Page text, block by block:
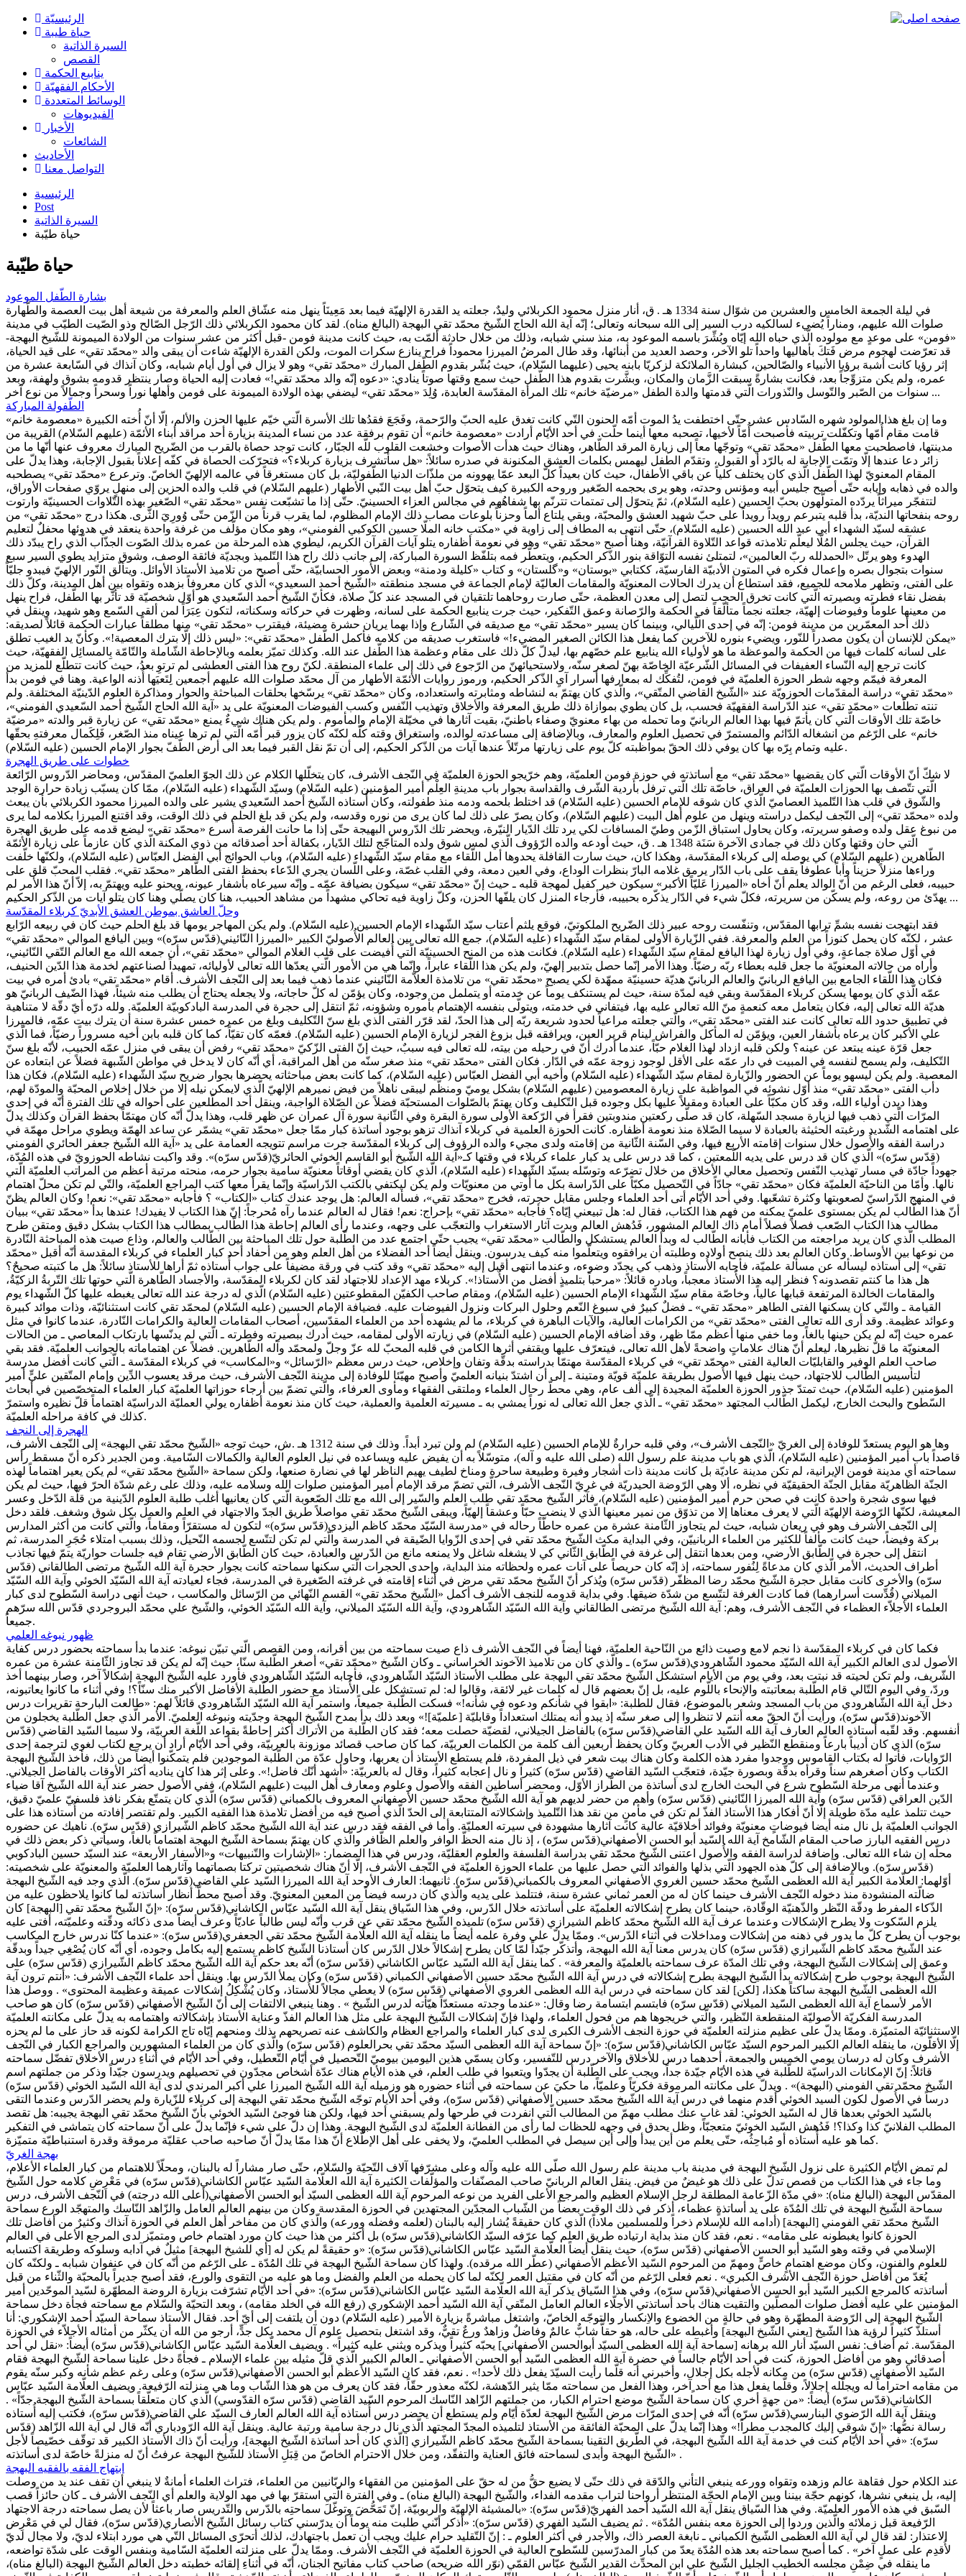
الرئیسیّة
حياة طيبة
السيرة الذاتية
القصص
ينابيع الحكمة
الأحکام الفقهیّة
الوسائط المتعددة
الفیدیوهات
الأخبار
الشائعات
الأحادیث
التواصل معنا
الرئيسية
Post
السيرة الذاتية
حياة طيّبة
حياة طيّبة
بشارة الطّفل الموعود
في ليلة الجمعة الخامس والعشرين من شوّال سنة 1334 هـ . ق، أنار منزل محمود الكربلائي وليدٌ، جعلته يد القدرة الإلهيّة فيما بعد مَعِينَاً ينهل منه عشّاق العلم والمعرفة من شيعة أهل بيت العصمة والطّهارة
صلوات الله عليهم، ومناراً يُضيء لسالكيه درب السير إلى الله سبحانه وتعالى؛ إنّه آية الله الحاج الشّيخ محمّد تقي البهجة (البالغ مناه). لقد كان محمود الكربلائي ذلك الرّجل الصّالح وذو الصّيت الطيّب في مدينة
«فومن» على موعدٍ مع مولوده الّذي حباه الله إيّاه وبُشِّرَ باسمه الموعود به، منذ سني شبابه، وذلك من خلال حادثة ألمّت به، حيث كانت مدينة فومن -قبل أكثر من عشر سنوات من الولادة الميمونة للشّيخ البهجة-
قد تعرّضت لهجوم مرض فَتكَ بأهاليها واحداً تلو الآخر، وحصد العديد من أبنائها، وقد طال المرضُ الميرزا محموداً فراح ينازع سكرات الموت، ولكن القدرة الإلهيّة شاءت أن يبقى والد «محمّد تقي» على قيد الحياة،
إثر رؤيا كانت أشبهَ برؤيا الأنبياء والصّالحين، كبشارة الملائكة لزكريّا بابنه يحيى (عليهما السّلام)، حيث بُشّر بقدوم الطّفل المبارك «محمّد تقي» وهو لا يزال في أول أيام شبابه، وكان آنذاك في السّابعة عشرة من
عمره، ولم يكن متزوِّجاً بعد، فكانت بشارةً سبقت الزَّمان والمكان، وبشَّرت بقدوم هذا الطّفل حيث سمع وقتها صوتاً ينادي: «دعوه إنّه والد محمّد تقي!» فعادت إليه الحياة وصار ينتظر قدومه بشوق ولهفة، وبعد
سنوات من الصّبر والتّوسل والنّذورات الّتي قدمتها والدة الطفل «مرضيّة خانم» تلك المرأة المقدّسة العابدة، وُلِدَ «محمّد تقي» ليضفي بهذه الولادة الميمونة على فومن وأهلها نوراً وسحراً وجمالاً من نوع آخر ...
الطّفولة المباركة
وما إن بلغ هذا المولود شهره السّادس عشر حتّى اختطفت يدُ الموت أمّه الحنون التّي كانت تغدق عليه الحبّ والرّحمة، وفَجَعَ فقدُها تلك الأسرة الّتي خيّم عليها الحزن والألم، إلّا أنّ أُخته الكبيرة «معصومة خانم»
قامت مقام أُمّها وتكفّلت تربيته فأصبحت أُمّاً لأخيها، تصحبه معها أينما حلّت. في أحد الأيّام أرادت «معصومة خانم» أن تقوم برفقة عدد من نساء المدينة بزيارة أحد مراقد أبناء الأئمّة (عليهم السّلام) القريبة من
مدينتها، فاصطحبت معها الطّفل «محمّد تقي» وتوجّها معاً إلى زيارة المرقد الطّاهر، وهناك حيث هدأت الأصوات وخشعت القلوب للّه الجبّار، كانت توجد حصاة بالقرب من الضّريح المبارك معروف عنها أنّها ما من
زائر دعا عندها إلّا وتمّت الإجابة له بالرّد أو القبول، وتقدّم الطفل ليهمس بكلمات العشق المكنونة في صدره سائلاً: «هل سأتشرف بزيارة كربلاء؟» فتحرّكت الحصاة في كفّه إعلاناً بقبول الإجابة، وهذا يدلّ على
المقام المعنويّ لهذا الطّفل الّذي كان يختلف كلياً عن باقي الأطفال، حيث كان بعيداً كلّ البعد عمّا يهوونه من ملذّات الدنيا الطّفوليّة، بل كان مستغرقاً في عالمه الإلهيّ الخاصّ. وترعرع «محمّد تقي» يصطحبه
والده في ذهابه وإيابه حتّى أصبح جليس أبيه ومؤنس وحدته، وهو يرى بحجمه الصّغير وروحه الكبيرة كيف يتحوّل حبّ أهل بيت النّبي الأطهار (عليهم السّلام) في قلب والده الحزين إلى منهلٍ يروّي صفحات الأوراق،
لتتفجّر ميراثاً يردّده المتولّهون بحبّ الحسين (عليه السّلام)، ثمّ يتحوّل إلى تمتمات تترنّم بها شفاهُهم في مجالس العزاء الحسينيّ. حتّى إذا ما تشبّعت نفس «محمّد تقي» الصّغير بهذه التّلاوات الحسينيّة وارتوت
روحه بنفحاتها النديّة، بدأ قلبه يتبرعم رويداً رويداً على حبّ شهيد العشق والمحبّة، وبقي يلتاع ألماً وحزناً بلوعات مصاب ذلك الإمام المظلوم، لما يقرب قرناً من الزّمن حتّى وُورِيَ الثّرى. هكذا درج «محمّد تقي» من
عشقه لسيّد الشهداء أبي عبد الله الحسين (عليه السّلام)، حتّى انتهى به المطاف إلى زاوية في «مكتب خانه الملّا حسين الكوكبي الفومني»، وهو مكان مؤلّف من غرفة واحدة ينعقد في هدوئها محفلٌ لتعليم
القرآن، حيث يجلس المُلّا ليعلّم تلامذته قواعد التّلاوة القرآنيّة، وهنا أصبح «محمّد تقي» وهو في نعومة أظفاره يتلو آيات القرآن الكريم، ليطوي هذه المرحلة من عمره بذلك الصّوت الجذّاب الّذي راح يبدّد ذلك
الهدوء وهو يرتّل «الحمدلله ربّ العالمين»، لتمتلئ نفسه التوّاقة بنور الذّكر الحكيم، ويتعطّر فمه بتلفّظ السورة المباركة، إلى جانب ذلك راح هذا التّلميذ وبجديّة فائقة الوصف، وشوق متزايد يطوي السير سبع
سنوات بتجوال بصره وإعمال فكره في المتون الأدبيّة الفارسيّة، ككتابي «بوستان» و«گلستان» و كتاب «كليلة ودمنة» وبعض الأُمور الحسابيّة، حتّى أصبح من تلاميذ الأستاذ الأوائل. ويتألّق النّور الإلهيّ فيبدو جليّاً
على الفتى، وتظهر ملامحه للجميع، فقد استطاع أن يدرك الحالات المعنويّة والمقامات العاليّة لإمام الجماعة في مسجد منطقته «الشّيخ أحمد السعيدي» الّذي كان معروفاً بزهده وتقواه بين أهل المدينة، وكلّ ذلك
بفضل نقاء فطرته وبصيرته الّتي كانت تخرق الحجب لتصل إلى معدن العظمة، حتّى صارت روحاهما تلتقيان في المسجد عند كلّ صلاة، فكأنّ الشّيخ أحمد السّعيدي هو أوّل شخصيّة قد تأثّر بها الطّفل، فراح ينهل
من معينها علوماً وفيوضات إلهيّة، جعلته نجماً متألّقاً في الحكمة والرّصانة وعمق التّفكير، حيث جرت ينابيع الحكمة على لسانه، وظهرت في حركاته وسكناته، لتكون عِبَرَاً لمن ألقى السّمع وهو شهيد، وينقل في
ذلك أحد المعمّرين من مدينة فومن: إنّه في إحدى اللّيالي، وبينما كان يسير «محمّد تقي» مع صديقه في الشّارع وإذا بهما يريان حشرة مضيئة، فيقترب «محمّد تقي» منها مطلقاً عبارات الحكمة قائلاً لصديقه:
«يمكن للإنسان أن يكون مصدراً للنّور، ويضيء بنوره للآخرين كما يفعل هذا الكائن الصغير المضيء!» فاستغرب صديقه من كلامه فأكمل الطّفل «محمّد تقي»: «ليس ذلك إلّا بترك المعصية!». وكأنّ يد الغيب تطلق
على لسانه كلمات فيها من الحكمة والموعظة ما هو لأولياء الله ينابيع علم خصّهم بها، ليدلّ كلّ ذلك على مقام وعظمة هذا الطّفل عند الله. وكذلك تميّز بعلمه وبالإحاطة الشّاملة والتّامّة بِالمسائِل الفقهيّة، حيث
كانت ترجع إليه النّساء العفيفات في المسائل الشّرعيّة الخاصّة بهنّ لصغر سنّه، ولاستحيائهنّ من الرّجوع في ذلك إلى علماء المنطقة. لكنّ روح هذا الفتى العطشى لم ترتوِ بعدُ، حيث كانت تتطلّع للمزيد من
المعرفة فيمّم وجهه شطر الحوزة العلميّة في فومن، لتُفكِّك له بمعارفها أسرار آيِ الذّكر الحكيم، ورموز روايات الأئمّة الأطهار من آل محمّد صلوات الله عليهم أجمعين لِتَعيَها أُذنه الواعية. وهنا في فومن بدأ
«محمّد تقي» دراسة المقدّمات الحوزويّة عند «الشّيخ القاضي المتّقي»، والّذي كان يهتمّ به لنشاطه ومثابرته واستعداده، وكان «محمّد تقي» يرسّخها بحلقات المباحثة والحوار ومذاكرة العلوم الدّينيّة المختلفة. ولم
تنته تطلّعات «محمّد تقي» عند الدّراسة الفقهيّة فحسب، بل كان يطوي بموازاة ذلك طريق المعرفة والأخلاق وتهذيب النّفس وكسب الفيوضات المعنويّة على يد «آية الله الحاج الشّيخ أحمد السّعيدي الفومني»،
خاصّة تلك الأوقات الّتي كان يأتمّ فيها بهذا العالم الربانيّ وما تحمله من بهاء معنويّ وصفاء باطنيّ، بقيت آثارها في مخيّلة الإمام والمأموم . ولم يكن هناك شيءٌ يمنع «محمّد تقي» عن زيارة قبر والدته «مرضيّة
خانم» على الرّغم من انشغاله الدّائم والمستمرّ في تحصيل العلوم والمعارف، وبالإضافة إلى مساعدته لوالده، واستغراق وقته كلّه لكنّه كان يزور قبر أُمّه الّتي لم ترها عيناه منذ الصّغر، فَلِكَمال معرفتهِ بحقّها
عليه وتمام بِرّه بها كان يوفي ذلك الحقّ بمواظبته كلّ يوم على زيارتها مرتّلاً عندها آيات من الذّكر الحكيم، إلى أن تمّ نقل القبر فيما بعد الى أرض الطّفّ بجوار الإمام الحسين (عليه السّلام).
خطوات على طريق الهجرة
لا شكّ أنّ الأوقات الّتي كان يقضيها «محمّد تقي» مع أساتذته في حوزة فومن العلميّة، وهم خرّيجو الحوزة العلميّة في النّجف الأشرف، كان يتخلّلها الكلام عن ذلك الجوّ العلميّ المقدّس، ومحاضر الدّروس الرّائعة
الّتي تتّصف بها الحوزات العلميّة في العراق، خاصّة تلك الّتي ترفل بأَردية الشّرف والقداسة بجوار باب مدينةِ العِلْم أمير المؤمنين (عليه السّلام) وسيّد الشّهداء (عليه السّلام)، ممّا كان يسبّب زيادة حرارة الوجد
والشّوق في قلب هذا التّلميذ العصاميّ الّذي كان شوقه للإمام الحسين (عليه السّلام) قد اختلط بلحمه ودمه منذ طفولته، وكان أُستاذه الشّيخ أحمد السّعيدي يشير على والده الميرزا محمود الكربلائي بأن يبعث
ولده «محمّد تقي» إلى النّجف ليكمل دراسته وينهل من علوم أهل البيت (عليهم السّلام)، وكان يصرّ على ذلك لما كان يرى من نوره وقدسه، ولم يكن قد بلغ الحلم في ذلك الوقت، وقد اقتنع الميرزا بكلامه لما يرى
من نبوغ عقل ولده وصفو سريرته، وكان يحاول استباق الزّمن وطيّ المسافات لكي يرد تلك الدّيار النيّرة، ويحضر تلك الدّروس البهيجة حتّى إذا ما حانت الفرصة أسرع «محمّد تقي» ليضع قدمه على طريق الهجرة
الّتي حان وقتها وكان ذلك في جمادى الآخرة سَنَة 1348 هـ . ق، حيث أودعه والده الرّؤوف الّذي لمس شوق ولده المتأجّج لتلك الدّيار، بكفالة أحد أصدقائه من ذوي المكنة الّذي كان عازماً على زيارة الأئمّة
الطّاهرين (عليهم السّلام) كي يوصله إلى كربلاء المقدّسة، وهكذا كان، حيث سارت القافلة يحدوها أمل اللّقاء مع مقام سيّد الشّهداء (عليه السّلام)، وباب الحوائج أبي الفضل العبّاس (عليه السّلام)، ولكنّها خلّفت
وراءها منزلاً حزيناً وأباً عطوفاً يقف على باب الدّار يرمق غلامه البارّ بنظرات الوداع، وفي العين دمعة، وفي القلب غصّة، وعلى اللّسان يجري الدّعاء بحفظ الفتى الطّاهر «محمّد تقي». فقلب المحبّ قلق على
حبيبه، فعلى الرغم من أنّ الوالد يعلم أنّ أخاه «الميرزا عَليّاً الأكبر» سيكون خير كفيل لمهجة قلبه ـ حيث إنّ «محمّد تقي» سيكون بضيافة عمّه ـ وإنّه سيرعاه بأشفار عيونه، ويحنو عليه ويهتمّ به، إلاّ أنّ هذا الأمر لم
يهدّئ من روعه، ولم يسكّن من سريرته، فكلّ شيء في الدّار يذكّره بحبيبه، فأرجاء المنزل كان يلفّها الحزن، وكلّ زاوية فيه تحاكي مشهداً من مشاهد الحبيب، هنا كان يصلّي وهنا كان يتلو آيات من الذّكر الحكيم ...
وحلّ العاشق بموطن العشق الأبديّ كربلاء المقدّسة
فقد ابتهجت نفسه بشمِّ ترابها المقدّس، وتنفّست روحه عبير ذلك الضّريح الملكوتيّ، فوقع يلثم أعتاب سيّد الشّهداء الإمام الحسين (عليه السّلام). ولم يكن المهاجر يومها قد بلغ الحلم حيث كان في ربيعه الرّابع
عشر ، لكنّه كان يحمل كنوزاً من العلم والمعرفة. ففي الزّيارة الأولى لمقام سيّد الشّهداء (عليه السّلام)، جمع الله تعالى بين العالم الأُصوليّ الكبير «الميرزا النّائيني(قدّس سرّه)» وبين اليافع الموالي «محمّد تقي»
في أوّل صلاة جماعةٍ، وفي أول زيارة لهذا اليافع لمقام سيّد الشّهداء (عليه السّلام). فكانت هذه من المنح الحسينيّة الّتي أُفيضت على قلب الغلام الموالي «محمّد تقي»، أن جمعه الله مع العالم التّقي النّائيني،
وأراه من حالاته المعنويّة ما جعل قلبه بعطاء ربّه رضيّاً. وهذا الأمر إنّما حصل بتدبير إلهيّ، ولم يكن هذا اللّقاء عابراً، وإنّما هي من الأمور الّتي يعدّها الله تعالى لأوليائه، تمهيداً لصناعتهم لخدمة هذا الدّين الحنيف،
فكان هذا اللّقاء الجامع بين اليافع الربانيّ والعالم الربانيّ هديّة حسينيّة ممهّدة لكي يصبح «محمّد تقي» من تلامذة العلاّمة النّائيني عندما ذهب فيما بعد إلى النّجف الأشرف. أقام «محمّد تقي» بادئ أمره في بيت
عمّه الّذي كان يومها يسكن كربلاء المقدّسة وبقي فيه لمدّة سنة، حيث لم يستنكف يوماً عن خدمته أو يتململ من وجوده، وكان يؤمّن له كلّ حاجاته، ولا يجعله يحتاج أن يطلب منه شيئاً، فهذا الضّيف الربانيّ هو
هديّة الله تعالى إليه، فكان يتعامل معه كنعمةٍ منّ الله تعالى عليه بها، فيتفانى في خدمته، ويتولّى بنفسه الإهتمام بأموره وشؤونه، ثمّ انتقل إلى حجرة في المدرسة البادكوبيّة العلميّة. ولله درّه أيّ دقّة لا متناهية
في تطبيق حدود الله تعالى كانت عند الفتى «محمّد تقي»، والّتي جعلته مراعياً لحدود شريعة ربّه إلى هذا الحدّ، لقد قرّر الفتى الّذي بلغ سنّ التّكليف وبلغ من عمره خمس عشرة سنة أن يترك بيت عمّه، فالميرزا
علي الأكبر كان يرعاه بأشفار العين، ويؤمّن له المأكل والفراش لينام قرير العين، ويرافقه قبل بزوغ الفجر لزيارة الإمام الحسين (عليه السّلام). فعمّه كان تقيّاً، كما كان قلبه بابن أخيه مسروراً رضيّاً، فما الّذي
جعل قرّة عينه يبتعد عن عينه؟ ولكن قلبه ازداد لهذا الغلام حبّاً، عندما أدرك أنّ في رحيله من بيته، لله تعالى فيه سببٌ، حيث إنّ الفتى الزّكيّ «محمّد تقي» رفض أن يبقى في منزل عمّه الحبيب، لأنّه بلغ سنّ
التّكليف، ولم يسمح لنفسه في المبيت في دار عمّه على الأقل لوجود زوجة عمّه في الدّار. فكان الفتى «محمّد تقي» منذ صغر سنّه من أهل المراقبة، أي أنّه كان لا يدخل في مواطن الشّبهة فضلاً عن ابتعاده عن
المعصية. ولم يكن ليسهو يوماً عن الحضور والزّيارة لمقام سيّد الشّهداء (عليه السّلام) وأخيه أبي الفضل العبّاس (عليه السّلام)، كما كانت بعض مباحثاته يحضرها بجوار ضريح سيّد الشّهداء (عليه السّلام)، فكان هذا
دأب الفتى «محمّد تقي» منذ أوّل نشوئه في المواظبة على زيارة المعصومين (عليهم السّلام) بشكل يوميّ ومنظّم ليبقى ناهلاً من فيض نميرهم الإلهيّ الّذي لايمكن نيله إلا من خلال إخلاص المحبّة والمودّة لهم،
وهذا ديدن أولياء الله، وقد كان مكبّاً على العبادة ومقبلاً عليها بكل وجوده قبل التّكليف وكان يهتمّ بالصّلوات المستحبّة فضلاً عن الصّلاة الواجبة، وينقل أحد المطّلعين على أحواله في تلك الفترة أنّه في إحدى
المرّات الّتي ذهب فيها لزيارة مسجد السّهلة، كان قد صلّى ركعتين مندوبتين فقرأ في الرّكعة الأولى سورة البقرة وفي الثّانية سورة آل عمران عن ظهر قلب، وهذا يدلّ أنّه كان مهتمّاً بحفظ القرآن وكذلك يدلّ
على اهتمامه الشّديد ورغبته الحثيثة بالعبادة لا سيما الصّلاة منذ نعومة أظفاره. كانت الحوزة العلمية في كربلاء آنذاك تزهو بوجود أساتذة كبار ممّا جعل «محمّد تقي» يشمّر عن ساعد الهمّة ويطوي مراحل مهمّة في
دراسة الفقه والأُصول خلال سنوات إقامته الأربع فيها، وفي السّنة الثّانية من إقامته ولدى مجيء والده الرؤوف إلى كربلاء المقدّسة جرت مراسم تتويجه العمامة على يد «آية الله الشّيخ جعفر الحائري الفومني
(قدّس سرّه)» الّذي كان قد درس على يديه اللّمعتين ، كما قد درس على يد كبار علماء كربلاء في وقتها كـ«آية الله الشّيخ أبو القاسم الخوئي الحائريّ(قدّس سرّه)». وقد واكبت نشاطه الحوزويّ في هذه المُدّة،
جهوداً جادّة في مسار تهذيب النّفس وتحصيل معالي الأخلاق من خلال تضرّعه وتوسّله بسيّد الشّهداء (عليه السّلام)، الّذي كان يقضي أوقاتاً معنويّة سامية بجوار حرمه، منحته مرتبة أعظم من المراتب العلميّة الّتي
نالها. وأمّا من الناحيّة العلميّة فكان «محمّد تقي» جادّاً في التّحصيل مكبّاً على الدّراسة بكل ما أُوتي من معنويّات ولم يكن ليكتفي بالكتب الدّراسيّة وإنّما يقرأ معها كتب المراجع العلميّة، والتّي لم تكن محلّ اهتمام
في المنهج الدّراسيّ لصعوبتها وكثرة تشعّبها. وفي أحد الأيّام أتى أحد العلماء وجلس مقابل حجرته، فخرج «محمّد تقي»، فسأله العالم: هل يوجد عندك كتاب «الكتاب» ؟ فأجابه «محمّد تقي»: نعم! وكان العالم يظنّ
أنّ هذا الطّالب لم يكن بمستوى علميّ يمكنه من فهم هذا الكتاب، فقال له: هل تبيعني إيّاه؟ فأجابه «محمّد تقي» بإحراج: نعم! فقال له العالم عندما رآه مُحرجاً: إنّ هذا الكتاب لا يفيدك! عندها بدأ «محمّد تقي» ببيان
مطالب هذا الكتاب الصّعب فصلاً فصلاً أمام ذاك العالم المشهور، فَدُهش العالم وبدت آثار الاستغراب والتعجّب على وجهه، وعندما رأى العالم إحاطة هذا الطّالب بمطالب هذا الكتاب بشكل دقيق ومتقن طرح
المطلب الّذي كان يريد مراجعته من الكتاب فأبانه الطّالب له وبدأ العالم يستشكل والطّالب «محمّد تقي» يجيب حتّى اجتمع عدد من الطّلبة حول تلك المباحثة بين الطّالب والعالم، وذاع صيت هذه المباحثة النّادرة
من نوعها بين الأوساط. وكان العالم بعد ذلك ينصح أولاده وطلبته أن يرافقوه ويتعلّموا منه كيف يدرسون. وينقل أيضاً أحد الفضلاء من أهل العلم وهو من أحفاد أحد كبار العلماء في كربلاء المقدسة أنّه أقبل «محمّد
تقي» إلى أستاذه ليسأله عن مسألة علميّة، فأجابه الأُستاذ وذهب كي يجدّد وضوءه، وعندما انتهى أقبل إليه «محمّد تقي» وقد كتب في ورقة مضيفاً على جواب أُستاذه ثمّ أراها للأستاذ سائلاً: هل ما كتبته صحيحٌ؟
هل هذا ما كنتم تقصدونه؟ فنظر إليه هذا الأُستاذ معجباً، وبادره قائلاً: «مرحباً بتلميذٍ أفضل من الأُستاذ!». كربلاء مهد الإعداد للاجتهاد لقد كان لكربلاء المقدّسة، والأجساد الطّاهرة الّتي حوتها تلك التّربةُ الزكيّةُ،
والمقامات الخالدة المرتفعة قبابها عالياً، وخاصّة مقام سيّد الشّهداء الإمام الحسين (عليه السّلام)، ومقام صاحب الكفيّن المقطوعتين (عليه السّلام) الّذي له درجة عند الله تعالى يغبطه عليها كلّ الشّهداء يوم
القيامة ـ والتّي كان يسكنها الفتى الطاهر «محمّد تقي» ـ فضلٌ كبيرٌ في سبوغ النّعم وحلول البركات ونزول الفيوضات عليه. فضيافة الإمام الحسين (عليه السّلام) لمحمّد تقي كانت استثنائيّة، وذات موائد كبيرة
وعوائد عظيمة. وقد أرى الله تعالى الفتى «محمّد تقي» من الكرامات العالية، والآيات الباهرة في كربلاء، ما لم يشهده أحد من العلماء المقدّسين، أصحاب المقامات العالية والكرامات النّادرة، عندما كانوا في مثل
عمره حيث إنّه لم يكن حينها بالغاً، وما خفي منها أعظم ممّا ظهر، وقد أضافه الإمام الحسين (عليه السّلام) في زيارته الأولى لمقامه، حيث أدرك ببصيرته وفطرته ـ الّتي لم يدنّسها بارتكاب المعاصي ـ من الحالات
المعنويّة ما قلّ نظيرها، ليعلم أنّ هناك علاماتٍ واضحةً لأهل الله تعالى، فيتعرّف عليها ويقتفي أثرها الكامن في قلبه المحبّ لله عزّ وجلّ ولمحمّد وآله الطّاهرين. فضلاً عن اهتماماته بالجوانب العلميّة. فقد بقي
صاحب العلم الوفير والقابليّات العالية الفتى «محمّد تقي» في كربلاء المقدّسة مهتمّا بدراسته بدقّة وتفان وإخلاص، حيث درس معظم «الرّسائل» و«المكاسب» في كربلاء المقدّسة ـ الّتي كانت أفضل مدرسة
لتأسيس الطّالب للاجتهاد، حيث ينهل فيها الأُصول بطريقة علميّة قويّة ومتينة ـ إلى أن اشتدّ بنيانه العلميّ وأصبح مهيّئا للوفادة إلى مدينة النّجف الأشرف، حيث مرقد يعسوب الدِّين وإمام المتّقين عليٍّ أمير
المؤمنين (عليه السّلام)، حيث تمتدّ جذور الحوزة العلميّة المجيدة إلى ألف عام، وهي محطّ رحال العلماء وملتقى الفقهاء ومأوى العرفاء، والّتي تضمّ بين أرجاء حوزاتها العلميّة كبار العلماء المتخصّصين في أبحاث
السّطوح والبحث الخارج، ليكمل الطّالب المجتهد «محمّد تقي» ـ الّذي جعل الله تعالى له نوراً يمشي به ـ مسيرته العلمية والعملية، حيث كان منذ نعومة أظفاره يولي العمليّة الدراسيّة اهتماماً قلّ نظيره واستمرّ
كذلك في كافة مراحله العلميّة.
الهجرة إلى النجف
وها هو اليوم يستعدّ للوفادة إلى الغريّ «النّجف الأشرف»، وفي قلبه حرارةٌ للإمام الحسين (عليه السّلام) لم ولن تبرد أبداً. وذلك في سنة 1312 هـ .ش، حيث توجه «الشّيخ محمّد تقي البهجة» إلى النّجف الأشرف،
قاصداً باب أمير المؤمنين (عليه السّلام)، الّذي هو باب مدينة علم رسول الله (صلى الله عليه و آله)، متوسّلاً به أن يفيض عليه ويساعده في نيل العلوم العالية والكمالات السّامية. ومن الجدير ذكره أنّ مسقط رأس
سماحته أي مدينة فومن الإيرانية، لم تكن مدينة عاديّة بل كانت مدينة ذات أشجار وفيرة وطبيعة ساحرة ومناخ لطيف يهيم الناظر لها في نضارة صنعها، ولكن سماحة «الشّيخ محمّد تقي» لم يكن يعير اهتماماً لهذه
الجنّة الظاهريّة مقابل الجنّة الحقيقيّة في نظره، ألا وهي الرّوضة الحيدريّة في غريّ النّجف الأشرف، الّتي تضمّ مرقد الإمام أمير المؤمنين صلوات الله وسلامه عليه، وذلك على رغم شدّة الحرّ فيها، حيث لم يكن
فيها سوى شجرة واحدة كانت في صحن حرم أمير المؤمنين (عليه السّلام)، فآثر الشّيخ محمّد تقي طلب العلم والسّير إلى الله مع تلك الصّعوبة الّتي كان يعانيها أغلب طلبة العلوم الدّينية من قلّة الدّخل وعسر
المعيشة، لكنّها الرّوضة الإلهيّة الّتي لا يعرف معناها إلا من تذوّق من نمير معينها الّذي لا ينضب حبّاً وعشقاً إلهيّاً، ويبقى الشّيخ محمّد تقي مواصلاً طريق الجدّ والاجتهاد في العلم والعمل بكل شوق وشغف. فلقد دخل
إلى النّجف الأشرف وهو في ريعان شبابه، حيث لم يتجاوز الثّامنة عشرة من عمره حاطّاً رحاله في «مدرسة السّيّد محمّد كاظم اليزدي(قدّس سرّه)» لتكون له مستقرّاً ومقاماً، والّتي كانت من أكثر المدارس
بركة وفيضاً، حيث كانت مألفاً للكثير من العلماء الربانييّن، وفي البداية مكث الشّيخ محمّد تقي في إحدى الزّوايا الضّيقة في المدرسة والّتي لم تكن لتتّسع لجسمه النّحيل، وذلك بسبب امتلاء حُجَرِ المدرسة، ثم
انتقل إلى حجرة في الطّابق الأرضي، ومن بعدها انتقل إلى غرفة في الطّابق الثّاني كي لا يشغله شاغل ولا يمنعه مانع من الدّرس والعبادة، حيث كان الطّابق الأرضي تقام فيه جلسات حواريّة يتمّ فيها تجاذب
أطراف الحديث، الأمر الّذي كان مدعاةً لِنُفور سماحته، إذ إنّه كان حريصاً على آنات عمره ولحظاته منذ البداية، وإحدى الحجرات الّتي سكنها سماحته كانت بجوار حجرة آية الله الشّيخ مرتضى الطالقاني (قدّس
سرّه) والأخرى كانت مقابل حجرة الشّيخ محمّد رضا المظفّر (قدّس سرّه) ويُذكر أنّ الشّيخ محمّد تقي مرض في أثناء إقامته في غرفته الصّغيرة في المدرسة، فجاء لعيادته آية الله السّيّد الخوئي وآية الله السّيّد
الميلاني (قُدِّست أسرارهما) فما كادت الغرفة لتتّسع من شدّة ضيقها. وفي بداية قدومه للنجف الأشرف أكمل «الشّيخ محمّد تقي» القسم النّهائي من الرّسائل والمكاسب ، حيث أنهى دراسة السّطوح لدى كبار
العلماء الأجلاّء العظماء في النّجف الأشرف، وهم: آية الله الشّيخ مرتضى الطالقاني وآية الله السّيّد الشّاهرودي، وآية الله السّيّد الميلاني، وآية الله السّيّد الخوئي، والشّيخ علي محمّد البروجردي قدّس الله سرّهم
جميعاً.
ظهور نبوغه العلمي
فكما كان في كربلاء المقدّسة ذا نجم لامع وصيت ذائع من النّاحية العلميّة، فهنا أيضاً في النّجف الأشرف ذاع صيت سماحته من بين أقرانه، ومن القصص الّتي تبيّن نبوغه: عندما بدأ سماحته بحضور درس كفاية
الأصول لدى العالم الكبير آية الله السّيّد محمود الشّاهرودي(قدّس سرّه) ـ والّذي كان من تلاميذ الآخوند الخراساني ـ وكان الشّيخ «محمّد تقي» أصغر الطّلبة سنّا، حيث إنّه لم يكن قد تجاوز الثّامنة عشرة من عمره
الشّريف، ولم تكن لحيته قد نبتت بعد، وفي يوم من الأيام استشكل الشّيخ محمّد تقي البهجة على مطلب الأستاذ السّيّد الشّاهرودي، فأجابه السّيّد الشّاهرودي فأورد عليه الشّيخ البهجة إشكالاً آخر، وصار بينهما أخذ
وردّ، وفي اليوم التّالي قام الطّلبة بمعاتبته والإنحاء باللّوم عليه، بل إنّ بعضهم قال له كلمات غير لائقة، وقالوا له: لم تستشكل على الأُستاذ مع حضور الطّلبة الأفاضل الأكبر منك سنّاً؟! وفي أثناء ما كانوا يعاتبونه،
دخل آية الله الشّاهرودي من باب المسجد وشعر بالموضوع، فقال للطلبة: «ابقوا في شأنكم ودعوه في شأنه!» فسكت الطّلبة جميعاً، واستمر آية الله السّيّد الشّاهرودي قائلاً لهم: «طالعت البارحة تقريرات درس
الآخوند(قدّس سرّه)، ورأيت أنّ الحقّ معه أنتم لا تنظروا إلى صغر سنّه إذ يبدو أنه يمتلك استعداداً وقابليّة [علميّة]!» وبعد ذلك بدأ بمدح الشّيخ البهجة وجدّيته ونبوغه العلميّ. الأمر الّذي جعل الطّلبة يخجلون من
أنفسهم. وقد لقّبه أُستاذه العالم العارف آية الله السّيد علي القاضي(قدّس سرّه) بالفاضل الجيلاني، لقضيّة حصلت معه؛ فقد كان الطّلبة من الأتراك أكثر إحاطةً بقواعد اللّغة العربيّة، ولا سيما السّيد القاضي (قدّس
سرّه) الذي كان أديباً بارعاً ومنقطع النّظير في الأدب العربيّ وكان يحفظ أربعين ألف كلمة من الكلمات العربيّة، كما كان صاحب قصائد موزونة بالعربيّة، وفي أحد الأيّام أراد أن يرجع لكتاب لغوي لترجمة إحدى
الرّوايات، فأتوا له بكتاب القاموس ووجدوا مفرد هذه الكلمة وكان هناك بيت شعر في ذيل المفردة، فلم يستطع الأستاذ أن يعربها، وحاول عدّة من الطّلبة الموجودين فلم يتمكّنوا أيضاً من ذلك، فأخذ الشّيخ البهجة
الكتاب وكان أصغرهم سناً وقرأه بدقّة وبصورة جيّدة، فتعجّب السّيد القاضي (قدّس سرّه) كثيراً و نال إعجابه كثيراً، وقال له بالعربيّة: «أشهد أنّك فاضل!». وعلى إثر هذا كان يناديه أكثر الأوقات بالفاضل الجيلاني.
وعندما أنهى مرحلة السّطوح شرع في البحث الخارج لدى أساتذة من الطّراز الأوّل، ومحضر أساطين الفقه والأصول وعلوم ومعارف أهل البيت (عليهم السّلام)، ففي الأُصول حضر عند آية الله الشّيخ آقا ضياء
الدّين العراقي (قدّس سرّه) وآية الله الميرزا النّائيني (قدّس سرّه) وأهم من حضر لديهم هو آية الله الشّيخ محمّد حسين الأصفهاني المعروف بالكمباني (قدّس سرّه) الّذي كان يتمتّع بفكر نافذ فلسفيّ علميّ دقيق،
حيث تتلمذ عليه مدّة طويلة إلّا أنّ أفكار هذا الأستاذ الفذّ لم تكن في مأمنٍ من نقد هذا التّلميذ وإشكالاته المتتابعة إلى الحدّ الّذي أصبح فيه من أفضل تلامذة هذا الفقيه الكبير. ولم تقتصر إفادته من أُستاذه هذا على
الجوانب العلميّة بل نال منه أيضا فيوضاتٍ معنويّة وفوائد أخلاقيّة عالية كانت آثارها مشهودة في سيرته العمليّة. وأما في الفقه فقد درس عند آية الله الشّيخ محمّد كاظم الشّيرازي (قدّس سرّه). ناهيك عن حضوره
درس الفقيه البارز صاحب المقام الشّامخ آية الله السّيد أبو الحسن الأصفهاني(قدّس سرّه) ، إذ نال منه الحظّ الوافر والعلم الظّافر والّذي كان يهتمّ بسماحة الشّيخ البهجة اهتماماً بالغاً، وسيأتي ذكر بعض ذلك في
محلّه إن شاء الله تعالى. وإضافة لدراسة الفقه والأُصول اعتنى الشّيخ محمّد تقي بدراسة الفلسفة والعلوم العقليّة، ودرس في هذا المضمار: «الإشارات والتّنبيهات» و«الأسفار الأربعة» عند السيّد حسين البادكوبي
(قدّس سرّه). وبالإضافة إلى كلّ هذه الجهود الّتي بذلها والفوائد الّتي حصل عليها من علماء الحوزة العلميّة في النّجف الأشرف، إلّا أنّ هناك شخصيتين تركتا بصماتهما وآثارهما العلميّة والمعنويّة على شخصيته:
أوّلهما: العلّامة الكبير آية الله العظمى الشّيخ محمّد حسين الغروي الأصفهاني المعروف بالكمباني(قدّس سرّه). ثانيهما: العارف الأوحد آية الله الميرزا السّيد علي القاضي(قدّس سرّه). الّذي وجد فيه الشّيخ البهجة
ضالّته المنشودة منذ دخوله النّجف الأشرف حينما كان له من العمر ثماني عشرة سنة، فتتلمذ على يديه والّذي كان درسه فيضاً من المعين المعنويّ. وقد أصبح محطّ أنظار أساتذته لما كانوا يلاحظون عليه من
الذّكاء المفرط ودقّة النّظر والذّهنيّة الوقّادة، حينما كان يطرح إشكالاته العلميّة على أساتذته خلال الدّرس، وفي هذا السّياق ينقل آية الله السّيد عبّاس الكاشاني(قدّس سرّه): «إنّ الشّيخ محمّد تقي [البهجة] كان
يلزم السّكوت ولا يطرح الإشكالات وعندما عرف آية الله الشّيخ محمّد كاظم الشيرازي (قدّس سرّه) تلميذه الشّيخ محمّد تقي عن قرب وأنّه ليس طالباً عاديّاً وعرف أيضاً مدى ذكائه ودقّته وعلميّته، أفتى عليه
بوجوب أن يطرح كلّ ما يدور في ذهنه من إشكالات ومداخلات في أثناء الدّرس». وممّا يدلّ على وفرة علمه أيضاً ما ينقله آية الله العلّامة الشّيخ محمّد تقي الجعفري(قدّس سرّه): «عندما كنّا ندرس خارج المكاسب
عند الشّيخ محمّد كاظم الشّيرازي (قدّس سرّه) كان يدرس معنا آية الله البهجة، وأتذكّر جيّداً لمّا كان يطرح إشكالاً خلال الدّرس كان أستاذنا الشّيخ كاظم يستمع إليه بكامل وجوده، أي أنّه كان يُصْغِي جيداً وبدقّة
وعمق إلى إشكالات الشّيخ البهجة، وفي تلك المدّة عرف سماحته بالعلميّة والمعرفة» . كما ينقل آية الله السّيد عبّاس الكاشاني (قدّس سرّه) أنّه بعد حكم آية الله الشّيخ محمّد كاظم الشّيرازي (قدّس سرّه) على
الشّيخ البهجة بوجوب طرح إشكالاته بدأ الشّيخ البهجة بطرح إشكالاته في درس آية الله الشّيخ محمّد حسين الأصفهاني الكمباني (قدّس سرّه) وكان يملأ الدّرس بها. وينقل أحد علماء النّجف الأشرف: «أنتم ترون آية
الله العظمى الشّيخ البهجة ساكتاً هكذا، [لكن] لقد كان سماحته في درس آية الله العظمى الغروي الأصفهاني (قدّس سرّه) لا يعطي مجالاً للأُستاذ، وكان يُشْكِلُ إشكالات عميقة وعظيمة المحتوى» . ووصل هذا
الأمر لأسماع آية الله العظمى السّيد الميلاني (قدّس سرّه) فابتسم ابتسامة رضا وقال: «عندما وجدته مستعدّاً هيّأته لدرس الشّيخ » . وهنا ينبغي الالتفات إلى أنّ الشّيخ الأصفهاني (قدّس سرّه) كان هو صاحب
المدرسة الفكريّة الأصوليّة المنقطعة النّظير، والّتي خريجوها هم من فحول العلماء، ولهذا فإنّ إشكالات الشّيخ البهجة على مثل هذا العالم الفذّ وعناية الأستاذ بإشكالاته واهتمامه به يدلّ على مكانته العلميّة
الاستثنائيّة المتميّزة. وممّا يدلّ على عظيم منزلته العلميّة في حوزة النجف الأشرف الكبرى لدى كبار العلماء والمراجع العظام والكاشف عنه تصريحهم بذلك ومنحهم إيّاه تاج الكرامة لكونه قد حاز على ما لم يحزه
إلّا الأقلّون، ما ينقله العالم الكبير المرحوم السيّد عبّاس الكاشاني(قدّس سرّه): «إنّ سماحة آية الله العظمى السيّد محمّد تقي بحرالعلوم (قدّس سرّه) والّذي كان من العلماء المشهورين والمراجع الكبار في النّجف
الأشرف وكان له درسان يومي الخميس والجمعة، أحدهما درس للأخلاق والآخر درس للتّفسير، وكان يسمّي هذين اليومين بيوميّ التّحصيل في أيّام التّعطيل، وفي أحد الأيّام في أثناءِ درس الأخلاق تفضّل سماحته
قائلاً: إنّ الإمكانات الدراسيّة للطّلبة في هذه الأيّام جيّدة جداً، ويجب على الطّلبة أن يجدّوا ويتعبوا في طلب العلم، في هذه الأيام هناك عدّة أشخاص مجدّون في تحصيلهم ويدرسون جيّداً وذكر من جملتهم اسم
الشّيخ محمّد تقي الفومني (البهجة)» . ويدلّ على مكانته المرموقة فكريّاً وعلميّاً، ما حكيَ عن سماحته في أثناء حضوره هو وزميله آية الله الشّيخ الميرزا علي أكبر المرندي لدى آية الله السّيد الخوئي (قدّس سرّه)
درساً في الأُصول لكون السيد الخوئي أقدم منهما في درس آية الله الشّيخ محمّد حسين الأصفهاني (قدّس سرّه)، وفي أحد الأيام توجّه الشّيخ محمّد تقي البهجة إلى كربلاء للزّيارة ولم يحضر الدّرس وعندما التقى
بالسّيد الخوئي بعدها قال له السّيد الخوئي: لقد غاب عنك مطلب مهمّ من المطالب الّتي انفردت في طرحها ولم يسبقني أحد فيها، ولكن هنا فوجئ السّيد الخوئي بأنّ الشّيخ محمّد تقي البهجة يجيبه: هل تقصد
المطلب الفلانيّ كذا وكذا؟! فَدُهش السّيد الخوئيّ متعجبّاً، وظل يحدق في وجهه للحظات لما رأى من الفطانة العلميّة لدى الشّيخ البهجة. وهذا إن دلّ على شيء فإنّما يدلّ على أنّ سماحته كان يتماشى في التفكير
كما هو عليه أُستاذه أو مُباحِثُه، حتّى يعلم من أين يبدأ وإلى أين سيصل في المطلب العلميّ، ولا يخفى على أهل الإطّلاع أنّ هذا ممّا يدلّ أنّ صاحبه صاحب عقليّة مرموقة وقدرة استنباطيّة متميّزة.
بهجة الغريّ
لم تمض الأيّام الكثيرة على نزول الشّيخ البهجة في مدينة باب مدينة علم رسول الله صلّى الله عليه وآله وعلى مشرّفها آلاف التّحيّة والسّلام، حتّى صار مشاراً له بالبنان، ومحلّاً للاهتمام من كبار العلماء الأعلام،
وما جاء في هذا الكتاب من قصص تدلّ على ذلك هو غيضٌ من فيض. ينقل العالم الربانيّ صاحب المصنّفات والمؤلّفات الكثيرة آية الله العلّامة السّيد عبّاس الكاشاني(قدّس سرّه) في مَعْرِضِ كلامه حول الشّيخ
المقدّس البهجة (البالغ مناه): «في مدّة الزّعامة المطلقة لرجل الإسلام العظيم والمرجع الأعلى الفريد من نوعه المرحوم آية الله العظمى السيّد أبو الحسن الأصفهاني(أعلى الله درجته) في النّجف الأشرف، درس
سماحة الشّيخ البهجة في تلك المُدّة على يد أساتذةٍ عظماء، أذكر في ذلك الوقت بعضاً من الشّباب المجدّين المجتهدين في الحوزة المقدسة وكان من بينهم العالم العامل والزّاهد النّاسك والمتهجّد الورع سماحة
الشّيخ محمّد تقي الفومني [البهجة] (أدامه الله للإسلام ذخراً وللمسلمين ملاذاً) الّذي كان حقيقةً يُشار إليه بالبنان (لعلمه وفضله وورعه) والّذي كان من مفاخر أهل العلم في الحوزة آنذاك وكثيرٌ من أفاضل تلك
الحوزة كانوا يغبطونه على مقامه» . نعم، فقد كان منذ بداية ارتياده طريق العلم كما عرّفه السيّد الكاشاني(قدّس سرّه) بل أكثر من هذا حيث كان مورد اهتمام خاص ومتميّز لدى المرجع الأعلى في العالم
الإسلامي في وقته وهو السّيد أبو الحسن الأصفهاني (قدّس سرّه)، حيث ينقل أيضاً العلّامة السّيد عبّاس الكاشاني(قدّس سرّه): «و حقيقةً لم يكن له [أي للشيخ البهجة] مثيلٌ في آدابه وسلوكه وطريقة اكتسابه
للعلوم والفنون، وكان موضع اهتمامٍ خاصٍّ ومهمّ من المرحوم السّيد الأعظم الأصفهاني (عطّر الله مرقده). ولهذا كان سماحة الشّيخ البهجة في تلك المُدّة ـ على الرّغم من أنّه كان في عنفوان شبابه ـ ولكنّه كان
يُعَدّ من أفاضل حوزة النّجف الأشرف الكبري» . نعم فعلى الرّغم من أنّه كان في مقتبل العمر لكنّه لما كان يحمله من العلم والفضل وما هو عليه من التقوى والورع، فقد أصبح جديراً بالمحبّة والثّناء من قبل
أساتذته كالمرجع الكبير السّيد أبو الحسن الأصفهاني(قدّس سرّه)، وفي هذا السّياق يذكر آية الله العلّامة السّيد عبّاس الكاشاني(قدّس سرّه): «في أحد الأيّام تشرّفت بزيارة الروضة المطهّرة لسّيد الموحّدين أمير
المؤمنين علي عليه أفضل صلوات المصلّين والتقيت هناك بأحد أساتذتي الأجلّاء العالم العامل المتّقي آية الله السّيد أحمد الإشكوري (رفع الله في الخلد مقامه) ، وبعد التحيّة والسّلام مع سماحته فجأة دخل سماحة
الشّيخ البهجة إلى الرّوضة المطهّرة وهو في حالةٍ من الخضوع والاِنكسار والتوجّه الخاصّ، واشتغل مباشرةً بزيارة الأمير (عليه السّلام) دون أن يلتفت إلى أيّ أحد. فقال الأستاذ سماحة السيّد أحمد الإشكوري: أنا
أستلذّ كثيراً لرؤية هذا الشّيخ [يعني الشّيخ البهجة] وأغبطه على حاله، هو حقاًّ شابٌّ عالمٌ وفاضلٌ وزاهدٌ ورعٌ تقيٌّ، وقد اشتغل بتحصيل علوم آل محمد بكل جدٍّ، أرجو من الله أن يكثّر من أمثاله الأجلاّء في الحوزة
المقدّسة. ثم أضاف: نفس السيّد أنار الله برهانه [سماحة آية الله العظمى السيّد أبوالحسن الأصفهاني] يحبّه كثيراً ويذكره ويثني عليه كثيراً» . ويضيف العلّامة السّيد عبّاس الكاشاني(قدّس سرّه) أيضاً: «نقل لي أحد
أصدقائي وهو من أفاضل الحوزة، كنت في أحد الأيّام جالساً في حضرة آية الله العظمى السّيد أبو الحسن الأصفهاني ـ العالم الكبير الّذي قلّ مثيله بين علماء الإسلام ـ فجأةً دخل علينا سماحة الشّيخ البهجة فقام
السّيد الأصفهاني (قدّس سرّه) من مكانه لأجله بكل إجلال، وأخبرني أنه قلّما رأيت السيّدَ يفعل ذلك لأحد!» . نعم، فقد كان السّيد الأعظم أبو الحسن الأصفهاني(قدّس سرّه) وعلى رغم عظم شأنه وكبر سنّه يقوم
من مقامه احتراماً له ويجلّله إجلالاً، وقلّما يفعل هذا مع أحد ٍآخر، وهذا الفعل من سماحته ممّا يثير الدّهشة، لكنّه معذور حقّاً، فقد كان يعرف من هو هذا الشّاب وما هي منزلته الرّفيعة. ويضيف العلّامة السّيد عبّاس
الكاشاني(قدّس سرّه) أيضاً: «من جهةٍ أخري كان سماحة الشّيخ موضع احترام الكبار، من جملتهم الزّاهد النّاسك المرحوم السّيد القاضي (قدّس سرّه القدّوسي) الّذي كان متعلّقاً بسماحة الشّيخ البهجة جدّاً» .
وينقل آية الله الرّضوي البنارسي(قدّس سرّه) أنّه في إحدى المرّات مرض الشّيخ البهجة لعدّة أيّام ولم يستطع أن يحضر درس أُستاذه آية الله العالم العارف السيّد علي القاضي(قدّس سرّه)، فكتب إليه أُستاذه
رسالة نصُّها: «إنّ شوقي إليك كالمجدب مطراً!» وهذا إنّما يدلّ على المحبّة الفائقة من الأستاذ لتلميذه المجدّ المجتهد الّذي نال درجة سامية ورتبة عالية. وينقل آية الله الرّودباري أنّه قال لي آية الله الزّاهد (قدّس
سرّه): «في أحد الأيّام كنت في خدمة آية الله الشّيخ البهجة، في الطّريق التقينا بسماحة الشّيخ محمّد كاظم الشّيرازي [الّذي كان أحد أساتذة الشّيخ البهجة]، ورأيت أنّ ذاك الأستاذ الكبير قد توقّف خصّيصاً لأجل
الشّيخ البهجة وأبدى لسماحته فائق العناية والتفقّد، ومن خلال الاحترام الخاصّ من قِبَلِ الأستاذ للشّيخ البهجة عرفتُ أنّ له منزلةً خاصّة لدى أساتذته» .
ابتهاج الفقه بالفقيه البهجة
عند الكلام حول فقاهة عالم وزهده وتقواه وورعه ينبغي التأني والدّقة في ذلك حتّى لا يضيع حقُّ من له حقّ على المؤمنين من الفقهاء والربّانيين من العلماء، فتراث العلماء أمانةٌ لا ينبغي أن تقف عند يد من وصلت
إليه، بل ينبغي نشرها، كونهم حجّة بيننا وبين الإمام الحجّة المنتظر أرواحنا لتراب مقدمه الفداء، والشّيخ البهجة (البالغ مناه) ـ وفي الفترة الّتي استقرّ بها في مهد الولاية والعلم أي النّجف الأشرف ـ كان حائزاً قصب
السّبق في هذه الأمور العلميّة. وفي هذا السّياق ينقل آية الله السّيد أحمد الفهريّ(قدّس سرّه): «بالمشيئة الإلهيّة والربوبيّة، إنّ تَمَحُّضَ وتوغّلَ سماحتِه بالدّرس والتّدريس صار باعثاً لأن يصل سماحته درجة الاجتهاد
الرّفيعة قبل زملائه والّذين وردوا إلى الحوزة معه بنفس المُدّة» . ثم يضيف السّيد الفهري (قدّس سرّه): «أذكر أنّني طلبت منه يوماً أن يدرّسني كتاب رسائل الشّيخ الأنصاري(قدّس سرّه)، فقال لي في مَعْرِض
الاعتذار: لقد قال لي آية الله العظمى الشّيخ الكمباني ـ نابغة العصر ذاك، والأجدر في أكثر العلوم ـ : إنّ التّقليد حرام عليك ويجب أن تعمل باجتهادك، لذلك أتحرّى المسائل التّي هي مورد ابتلاء لديّ، ولا مجال لديّ
لأُقدِم على عملٍ آخر» . كما أصبح سماحته بعد هذه المُدّة يعدّ من كبار المدرّسين للسّطوح العالية في الحوزة العلميّة في النّجف الأشرف. وممّا يدلّ على منزلته العلميّة السّامية وبنفس الوقت على شدّة تواضعه،
ما ينقله في ضِمْنِ مجلسه الخطيب الجليل الشّيخ علي ابن المحدِّث القدير الشّيخ عبّاس القمّي (نوّر الله ضريحه) صاحب كتاب مفاتيح الجنان، أنّه في أثناءِ إلقائه خطبته دخل العالم الشّيخ البهجة (البالغ مناه)،